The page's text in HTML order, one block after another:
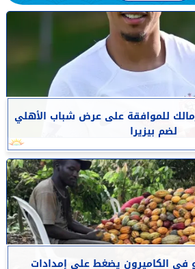
للموافقة على عرض شباب الأهلي
لضم بيزيرا
في الكاميرون يضغط على إمدادات